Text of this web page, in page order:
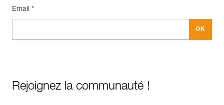
Email *
Rejoignez la communauté !